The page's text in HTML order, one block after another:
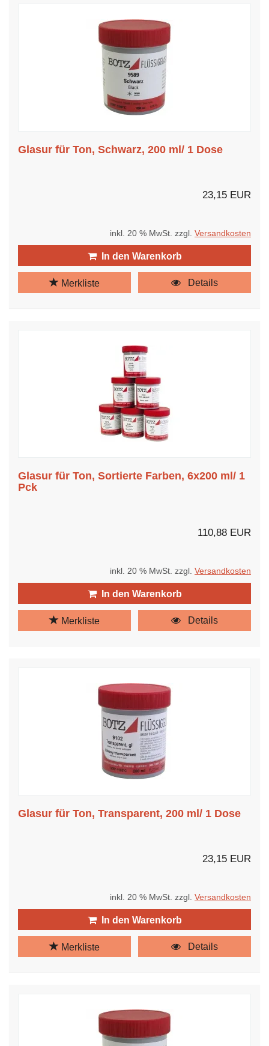
Glasur für Ton, Schwarz, 200 ml/ 1 Dose
23,15 EUR
inkl. 20 % MwSt. zzgl. Versandkosten
In den Warenkorb
Merkliste Details
Glasur für Ton, Sortierte Farben, 6x200 ml/ 1
Pck
110,88 EUR
inkl. 20 % MwSt. zzgl. Versandkosten
In den Warenkorb
Merkliste Details
Glasur für Ton, Transparent, 200 ml/ 1 Dose
23,15 EUR
inkl. 20 % MwSt. zzgl. Versandkosten
In den Warenkorb
Merkliste Details